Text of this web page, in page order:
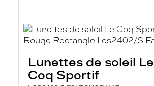
Lunettes de soleil Le
Coq Sportif